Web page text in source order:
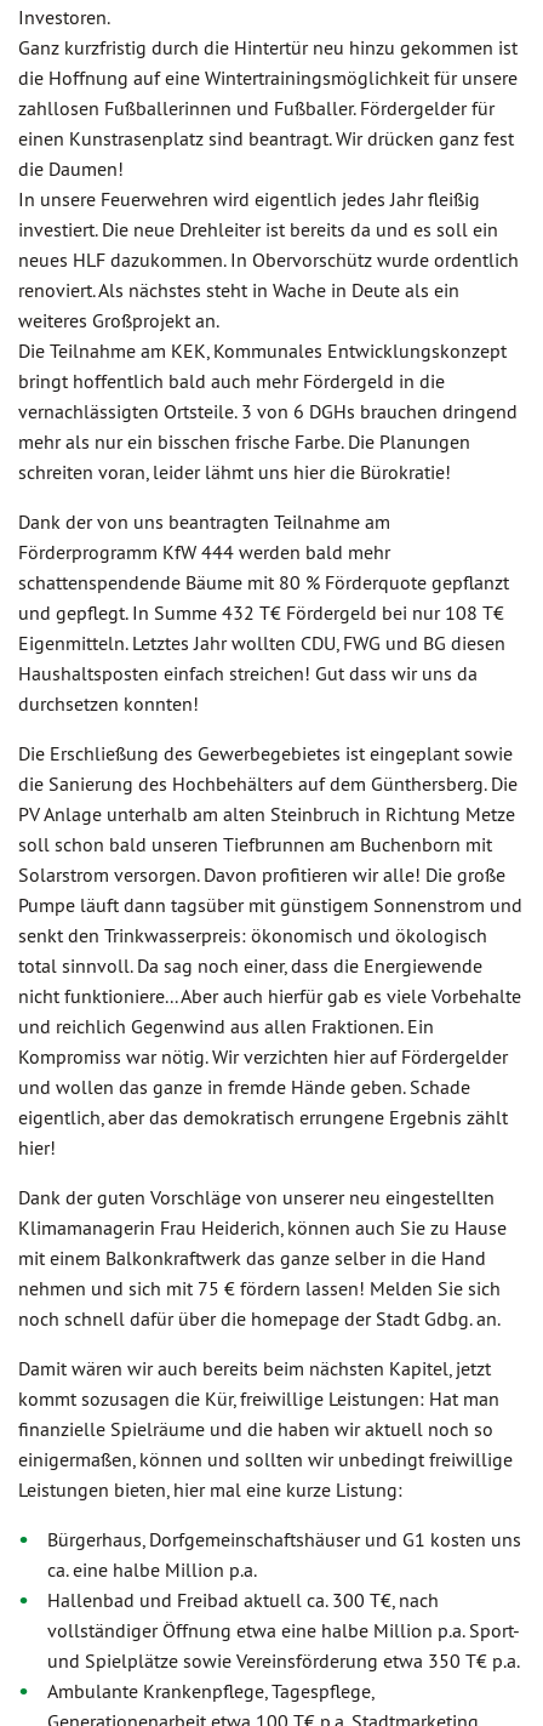
Investoren.
Ganz kurzfristig durch die Hintertür neu hinzu gekommen ist
die Hoffnung auf eine Wintertrainingsmöglichkeit für unsere
zahllosen Fußballerinnen und Fußballer. Fördergelder für
einen Kunstrasenplatz sind beantragt. Wir drücken ganz fest
die Daumen!
In unsere Feuerwehren wird eigentlich jedes Jahr fleißig
investiert. Die neue Drehleiter ist bereits da und es soll ein
neues HLF dazukommen. In Obervorschütz wurde ordentlich
renoviert. Als nächstes steht in Wache in Deute als ein
weiteres Großprojekt an.
Die Teilnahme am KEK, Kommunales Entwicklungskonzept
bringt hoffentlich bald auch mehr Fördergeld in die
vernachlässigten Ortsteile. 3 von 6 DGHs brauchen dringend
mehr als nur ein bisschen frische Farbe. Die Planungen
schreiten voran, leider lähmt uns hier die Bürokratie!
Dank der von uns beantragten Teilnahme am
Förderprogramm KfW 444 werden bald mehr
schattenspendende Bäume mit 80 % Förderquote gepflanzt
und gepflegt. In Summe 432 T€ Fördergeld bei nur 108 T€
Eigenmitteln. Letztes Jahr wollten CDU, FWG und BG diesen
Haushaltsposten einfach streichen! Gut dass wir uns da
durchsetzen konnten!
Die Erschließung des Gewerbegebietes ist eingeplant sowie
die Sanierung des Hochbehälters auf dem Günthersberg. Die
PV Anlage unterhalb am alten Steinbruch in Richtung Metze
soll schon bald unseren Tiefbrunnen am Buchenborn mit
Solarstrom versorgen. Davon profitieren wir alle! Die große
Pumpe läuft dann tagsüber mit günstigem Sonnenstrom und
senkt den Trinkwasserpreis: ökonomisch und ökologisch
total sinnvoll. Da sag noch einer, dass die Energiewende
nicht funktioniere... Aber auch hierfür gab es viele Vorbehalte
und reichlich Gegenwind aus allen Fraktionen. Ein
Kompromiss war nötig. Wir verzichten hier auf Fördergelder
und wollen das ganze in fremde Hände geben. Schade
eigentlich, aber das demokratisch errungene Ergebnis zählt
hier!
Dank der guten Vorschläge von unserer neu eingestellten
Klimamanagerin Frau Heiderich, können auch Sie zu Hause
mit einem Balkonkraftwerk das ganze selber in die Hand
nehmen und sich mit 75 € fördern lassen! Melden Sie sich
noch schnell dafür über die homepage der Stadt Gdbg. an.
Damit wären wir auch bereits beim nächsten Kapitel, jetzt
kommt sozusagen die Kür, freiwillige Leistungen: Hat man
finanzielle Spielräume und die haben wir aktuell noch so
einigermaßen, können und sollten wir unbedingt freiwillige
Leistungen bieten, hier mal eine kurze Listung:
Bürgerhaus, Dorfgemeinschaftshäuser und G1 kosten uns
ca. eine halbe Million p.a.
Hallenbad und Freibad aktuell ca. 300 T€, nach
vollständiger Öffnung etwa eine halbe Million p.a. Sport-
und Spielplätze sowie Vereinsförderung etwa 350 T€ p.a.
Ambulante Krankenpflege, Tagespflege,
Generationenarbeit etwa 100 T€ p.a. Stadtmarketing,